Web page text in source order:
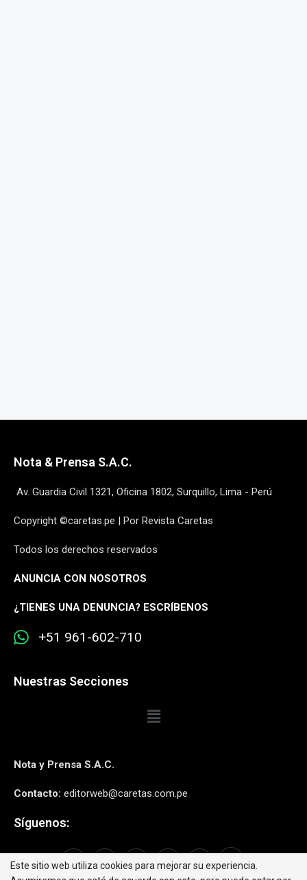
Nota & Prensa S.A.C.
Av. Guardia Civil 1321, Oficina 1802, Surquillo, Lima - Perú
Copyright ©caretas.pe | Por Revista Caretas
Todos los derechos reservados
ANUNCIA CON NOSOTROS
¿TIENES UNA DENUNCIA? ESCRÍBENOS
+51 961-602-710
Nuestras Secciones
Nota y Prensa S.A.C.
Contacto: editorweb@caretas.com.pe
Síguenos:
Este sitio web utiliza cookies para mejorar su experiencia.